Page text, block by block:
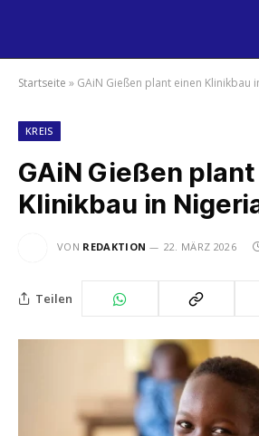
Startseite » GAiN Gießen plant einen Klinikbau
KREIS
GAiN Gießen
Klinikbau in
VON REDAKTION 22. MÄRZ 2026
Teilen